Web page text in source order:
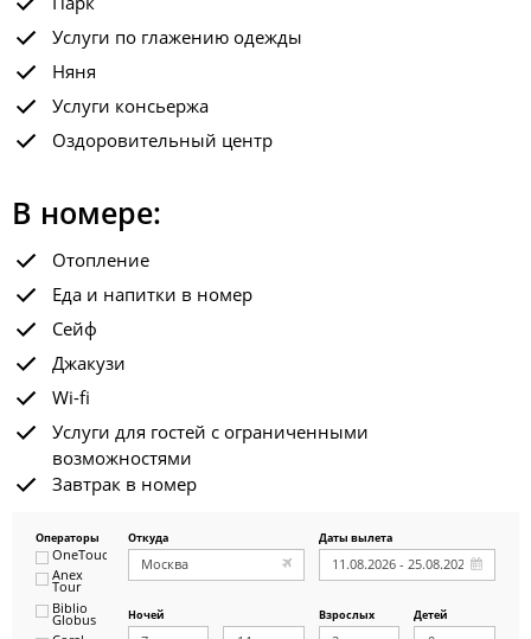
Услуги по глажению одежды
Няня
Услуги консьержа
Оздоровительный центр
В номере:
Отопление
Еда и напитки в номер
Сейф
Джакузи
Wi-fi
Услуги для гостей с ограниченными
возможностями
Завтрак в номер
Операторы
OneTouch&Travel
Anex
Tour
Biblio
Globus
Откуда Даты вылета
Ночей Взрослых Детей